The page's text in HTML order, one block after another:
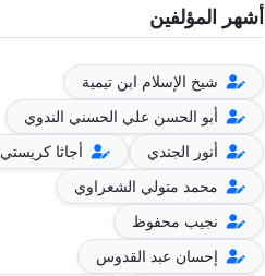
أشهر المؤلفين
شيخ الإسلام ابن تيمية
أبو الحسن علي الحسني الندوي
أنور الجندي
أجاثا كريستي
محمد متولي الشعراوي
نجيب محفوظ
إحسان عبد القدوس